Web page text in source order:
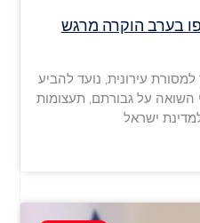
בערב הוקרה מרגש
עירונית, נועד להביע
השואה על גבורתם, תעצומות
ישראל